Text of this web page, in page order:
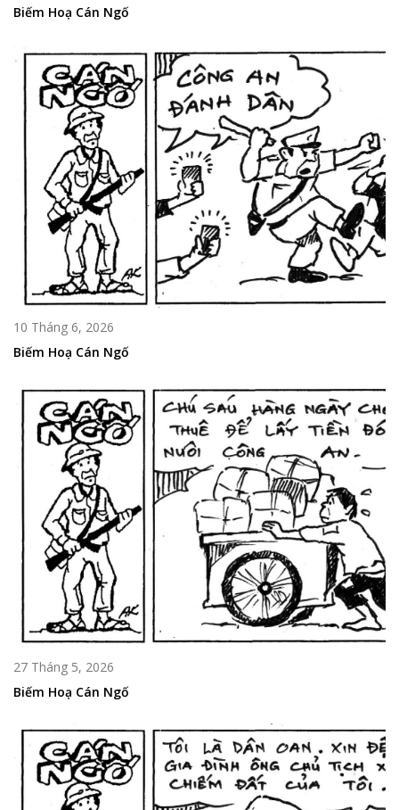
Biếm Hoạ Cán Ngố
10 Tháng 6, 2026
Biếm Hoạ Cán Ngố
27 Tháng 5, 2026
Biếm Hoạ Cán Ngố